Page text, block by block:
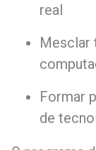
real
Mesclar
Formar
de